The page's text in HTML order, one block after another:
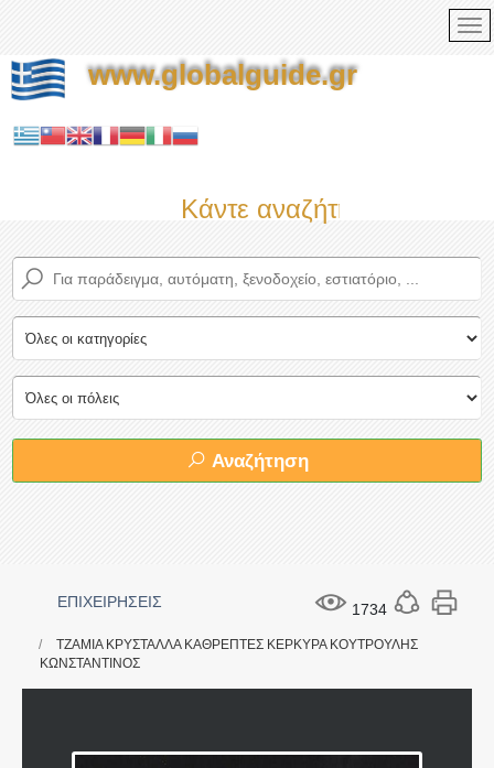
www.globalguide.gr
Κάντε αναζήτηση τώρα
Αναζήτηση
1734
ΕΠΙΧΕΙΡΗΣΕΙΣ
ΤΖΑΜΙΑ ΚΡΥΣΤΑΛΛΑ ΚΑΘΡΕΠΤΕΣ ΚΕΡΚΥΡΑ ΚΟΥΤΡΟΥΛΗΣ
ΚΩΝΣΤΑΝΤΙΝΟΣ